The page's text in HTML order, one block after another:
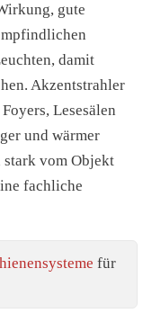
gute
damit
Akzentstrahler
Lesesälen
und wärmer
stark vom Objekt
fachliche
für